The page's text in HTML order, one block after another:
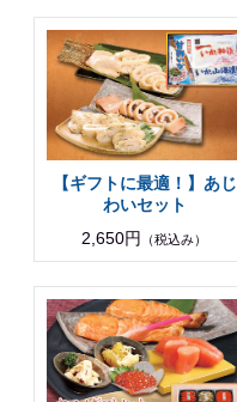
【ギフトに最適！】あじ
わいセット
2,650円
（税込み）